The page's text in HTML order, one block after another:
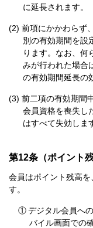
に延長されます。
前項にかかわらず
別の有効期間を設
ります。なお、何
みが行われた場合
の有効期間延長の
前二項の有効期間
会員資格を喪失し
はすべて失効しま
第12条（ポイント
会員はポイント残高
す。
①デジタル会員へ
バイル画面での